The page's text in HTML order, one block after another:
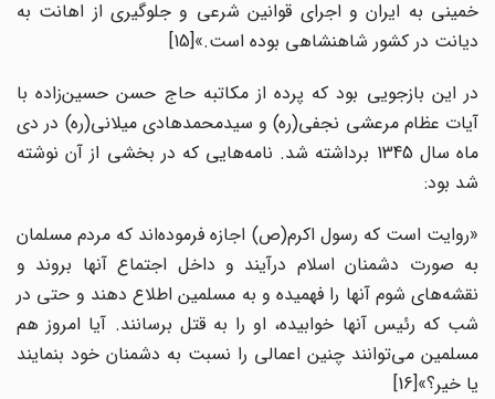
خمینی به ایران و اجرای قوانین شرعی و جلوگیری از اهانت به
دیانت در کشور شاهنشاهی بوده است.»[15]
در این بازجویی بود که پرده از مکاتبه حاج حسن حسین‌زاده با
آیات عظام مرعشی نجفی(ره) و سیدمحمدهادی میلانی(ره) در دی
ماه سال 1345 برداشته شد. نامه‌هایی که در بخشی از آن نوشته
شد بود:
«روایت است که رسول اکرم(ص) اجازه فرموده‌اند که مردم مسلمان
به صورت دشمنان اسلام درآیند و داخل اجتماع آنها بروند و
نقشه‌های شوم آنها را فهمیده و به مسلمین اطلاع دهند و حتی در
شب که رئیس آنها خوابیده، او را به قتل برسانند. آیا امروز هم
مسلمین می‌توانند چنین اعمالی را نسبت به دشمنان خود بنمایند
یا خیر؟»[16]